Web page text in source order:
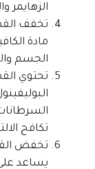
الزهايمر
تخفف
مادة
الجسم
تحتوي
تكافح
تخفض
يساعد